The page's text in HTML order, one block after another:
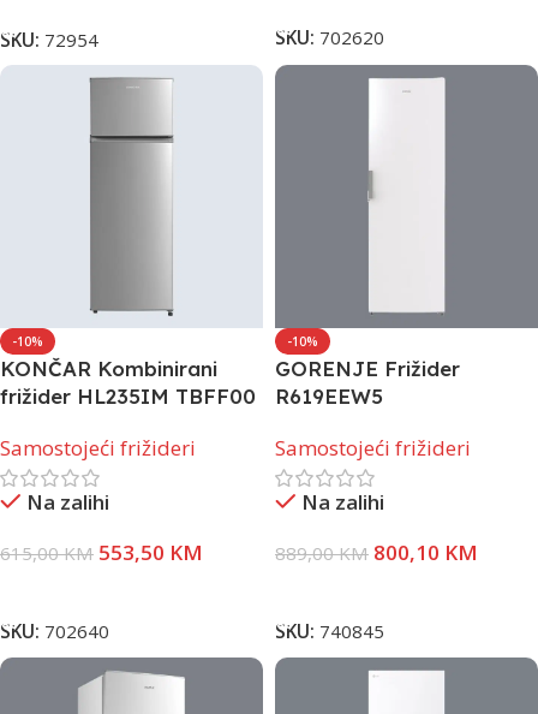
SKU: 72954 SKU: 702620
-10%
KONČAR Kombinirani
frižider HL235IM TBFF00
Samostojeći frižideri
Na zalihi
615,00KM 553,50 KM
SKU: 702640
-10%
GORENJE Frižider
R619EEW5
Samostojeći frižideri
Na zalihi
889,00KM 800,10 KM
SKU: 740845